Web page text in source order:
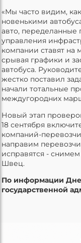
«Мы часто видим,
новенькими
авто, переделанные
управления
компании ставят
срывая графики и
автобуса.
жестко поставил
начали тотальные
междугородних
Новый этап
18 сентября
компаний-
направим
исправятся -
Швец.
По информации
государственной